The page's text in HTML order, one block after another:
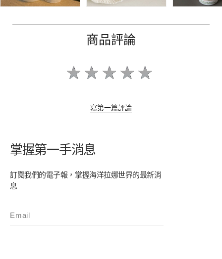
商品評論
寫第一篇評論
掌握第一手消息
訂閱我們的電子報，掌握海洋拉娜世界的最新消
息